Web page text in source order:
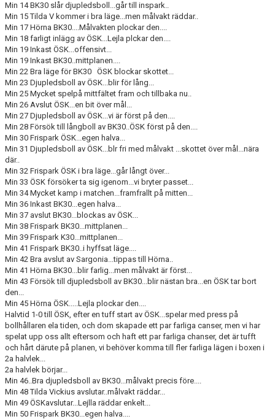
Min 14 BK30 slår djupledsboll...går till inspark..
Min 15 Tilda V kommer i bra läge...men målvakt räddar..
Min 17 Hörna BK30....Målvakten plockar den....
Min 18 farligt inlägg av ÖSK...Lejla plckar den....
Min 19 Inkast ÖSK...offensivt...
Min 19 Inkast BK30..mittplanen....
Min 22 Bra läge för BK30 ÖSK blockar skottet...
Min 23 Djupledsboll av ÖSK...blir för lång...
Min 25 Mycket spelpå mittfältet fram och tillbaka nu..
Min 26 Avslut ÖSK...en bit över mål...
Min 27 Djupledsboll av ÖSK...vi är först på den....
Min 28 Försök till långboll av BK30..ÖSK först på den....
Min 30 Frispark ÖSK...egen halva...
Min 31 Djupledsboll av ÖSK...blr fri med målvakt ...skottet över mål...nära
där..
Min 32 Frispark ÖSK i bra läge...går långt över...
Min 33 ÖSK försöker ta sig igenom...vi bryter passet...
Min 34 Mycket kamp i matchen...framfrallt på mitten...
Min 36 Inkast BK30...egen halva...
Min 37 avslut BK30...blockas av ÖSK...
Min 38 Frispark BK30...mittplanen...
Min 39 Frispark K30...mittplanen...
Min 41 Frispark BK30..i hyffsat läge....
Min 42 Bra avslut av Sargonia...tippas till Hörna..
Min 41 Hörna BK30...blir farlig...men målvakt är först...
Min 43 Försök till djupledsboll av BK30...blir nästan bra...en ÖSK tar bort
den...
Min 45 Hörna ÖSK.....Lejla plockar den....
Halvtid 1-0 till ÖSK, efter en tuff start av ÖSK...spelar med press på
bollhållaren ela tiden, och dom skapade ett par farliga canser, men vi har
spelat upp oss allt eftersom och haft ett par farliga chanser, det är tufft
och hårt därute på planen, vi behöver komma till fler farliga lägen i boxen i
2a halvlek...
2a halvlek börjar...
Min 46..Bra djupledsboll av BK30...målvakt precis före....
Min 48 Tilda Vickius avslutar..målvakt räddar...
Min 49 ÖSKavslutar...Lejlla räddar enkelt...
Min 50 Frispark BK30...egen halva....